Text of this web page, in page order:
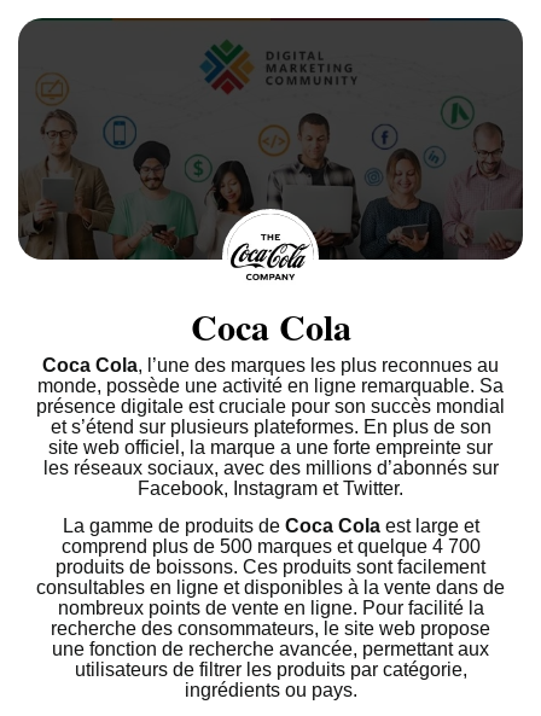
Coca Cola
Coca Cola, l’une des marques les plus reconnues au
monde, possède une activité en ligne remarquable. Sa
présence digitale est cruciale pour son succès mondial
et s’étend sur plusieurs plateformes. En plus de son
site web officiel, la marque a une forte empreinte sur
les réseaux sociaux, avec des millions d’abonnés sur
Facebook, Instagram et Twitter.
La gamme de produits de Coca Colaest large et
comprend plus de 500 marques et quelque 4 700
produits de boissons. Ces produits sont facilement
consultables en ligne et disponibles à la vente dans de
nombreux points de vente en ligne. Pour facilité la
recherche des consommateurs, le site web propose
une fonction de recherche avancée, permettant aux
utilisateurs de filtrer les produits par catégorie,
ingrédients ou pays.